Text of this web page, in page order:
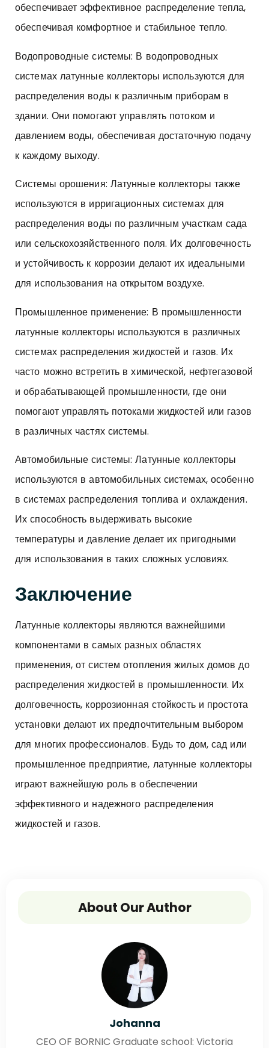
обеспечивает эффективное распределение тепла,
обеспечивая комфортное и стабильное тепло.
Водопроводные системы: В водопроводных
системах латунные коллекторы используются для
распределения воды к различным приборам в
здании. Они помогают управлять потоком и
давлением воды, обеспечивая достаточную подачу
к каждому выходу.
Системы орошения: Латунные коллекторы также
используются в ирригационных системах для
распределения воды по различным участкам сада
или сельскохозяйственного поля. Их долговечность
и устойчивость к коррозии делают их идеальными
для использования на открытом воздухе.
Промышленное применение: В промышленности
латунные коллекторы используются в различных
системах распределения жидкостей и газов. Их
часто можно встретить в химической, нефтегазовой
и обрабатывающей промышленности, где они
помогают управлять потоками жидкостей или газов
в различных частях системы.
Автомобильные системы: Латунные коллекторы
используются в автомобильных системах, особенно
в системах распределения топлива и охлаждения.
Их способность выдерживать высокие
температуры и давление делает их пригодными
для использования в таких сложных условиях.
Заключение
Латунные коллекторы являются важнейшими
компонентами в самых разных областях
применения, от систем отопления жилых домов до
распределения жидкостей в промышленности. Их
долговечность, коррозионная стойкость и простота
установки делают их предпочтительным выбором
для многих профессионалов. Будь то дом, сад или
промышленное предприятие, латунные коллекторы
играют важнейшую роль в обеспечении
эффективного и надежного распределения
жидкостей и газов.
About Our Author
Johanna
CEO OF BORNIC Graduate school: Victoria